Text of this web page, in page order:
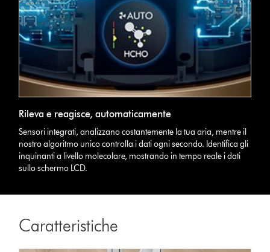
Rileva e reagisce, automaticamente
Sensori integrati, analizzano costantemente la tua aria, mentre il
nostro algoritmo unico controlla i dati ogni secondo. Identifica gli
inquinanti a livello molecolare, mostrando in tempo reale i dati
sullo schermo LCD.
Caratteristiche